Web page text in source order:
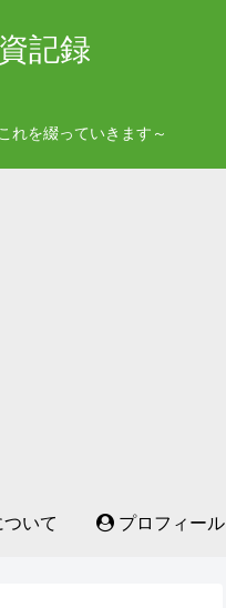
記録
れを綴っていきます～
いて プロフィール